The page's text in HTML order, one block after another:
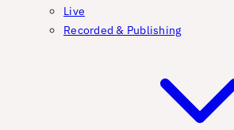
Live
Recorded & Publishing